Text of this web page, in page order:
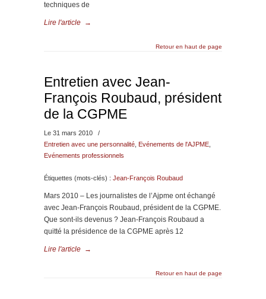
techniques de
Lire l'article →
Retour en haut de page
Entretien avec Jean-
François Roubaud, président
de la CGPME
Le 31 mars 2010
/
Entretien avec une personnalité Evénements de l'AJPME
Evénements professionnels
Étiquettes (mots-clés) : Jean-François Roubaud
Mars 2010 – Les journalistes de l’Ajpme ont échangé
avec Jean-François Roubaud, président de la CGPME.
Que sont-ils devenus ? Jean-François Roubaud a
quitté la présidence de la CGPME après 12
Lire l'article →
Retour en haut de page